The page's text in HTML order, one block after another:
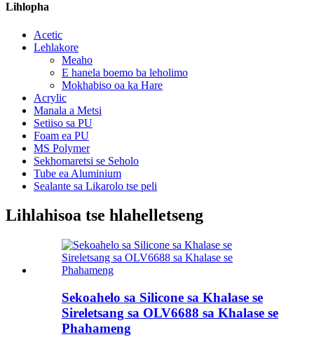
Lihlopha
Acetic
Lehlakore
Meaho
E hanela boemo ba leholimo
Mokhabiso oa ka Hare
Acrylic
Manala a Metsi
Setiiso sa PU
Foam ea PU
MS Polymer
Sekhomaretsi se Seholo
Tube ea Aluminium
Sealante sa Likarolo tse peli
Lihlahisoa tse hlahelletseng
Sekoahelo sa Silicone sa Khalase se
Sireletsang sa OLV6688 sa Khalase se
Phahameng